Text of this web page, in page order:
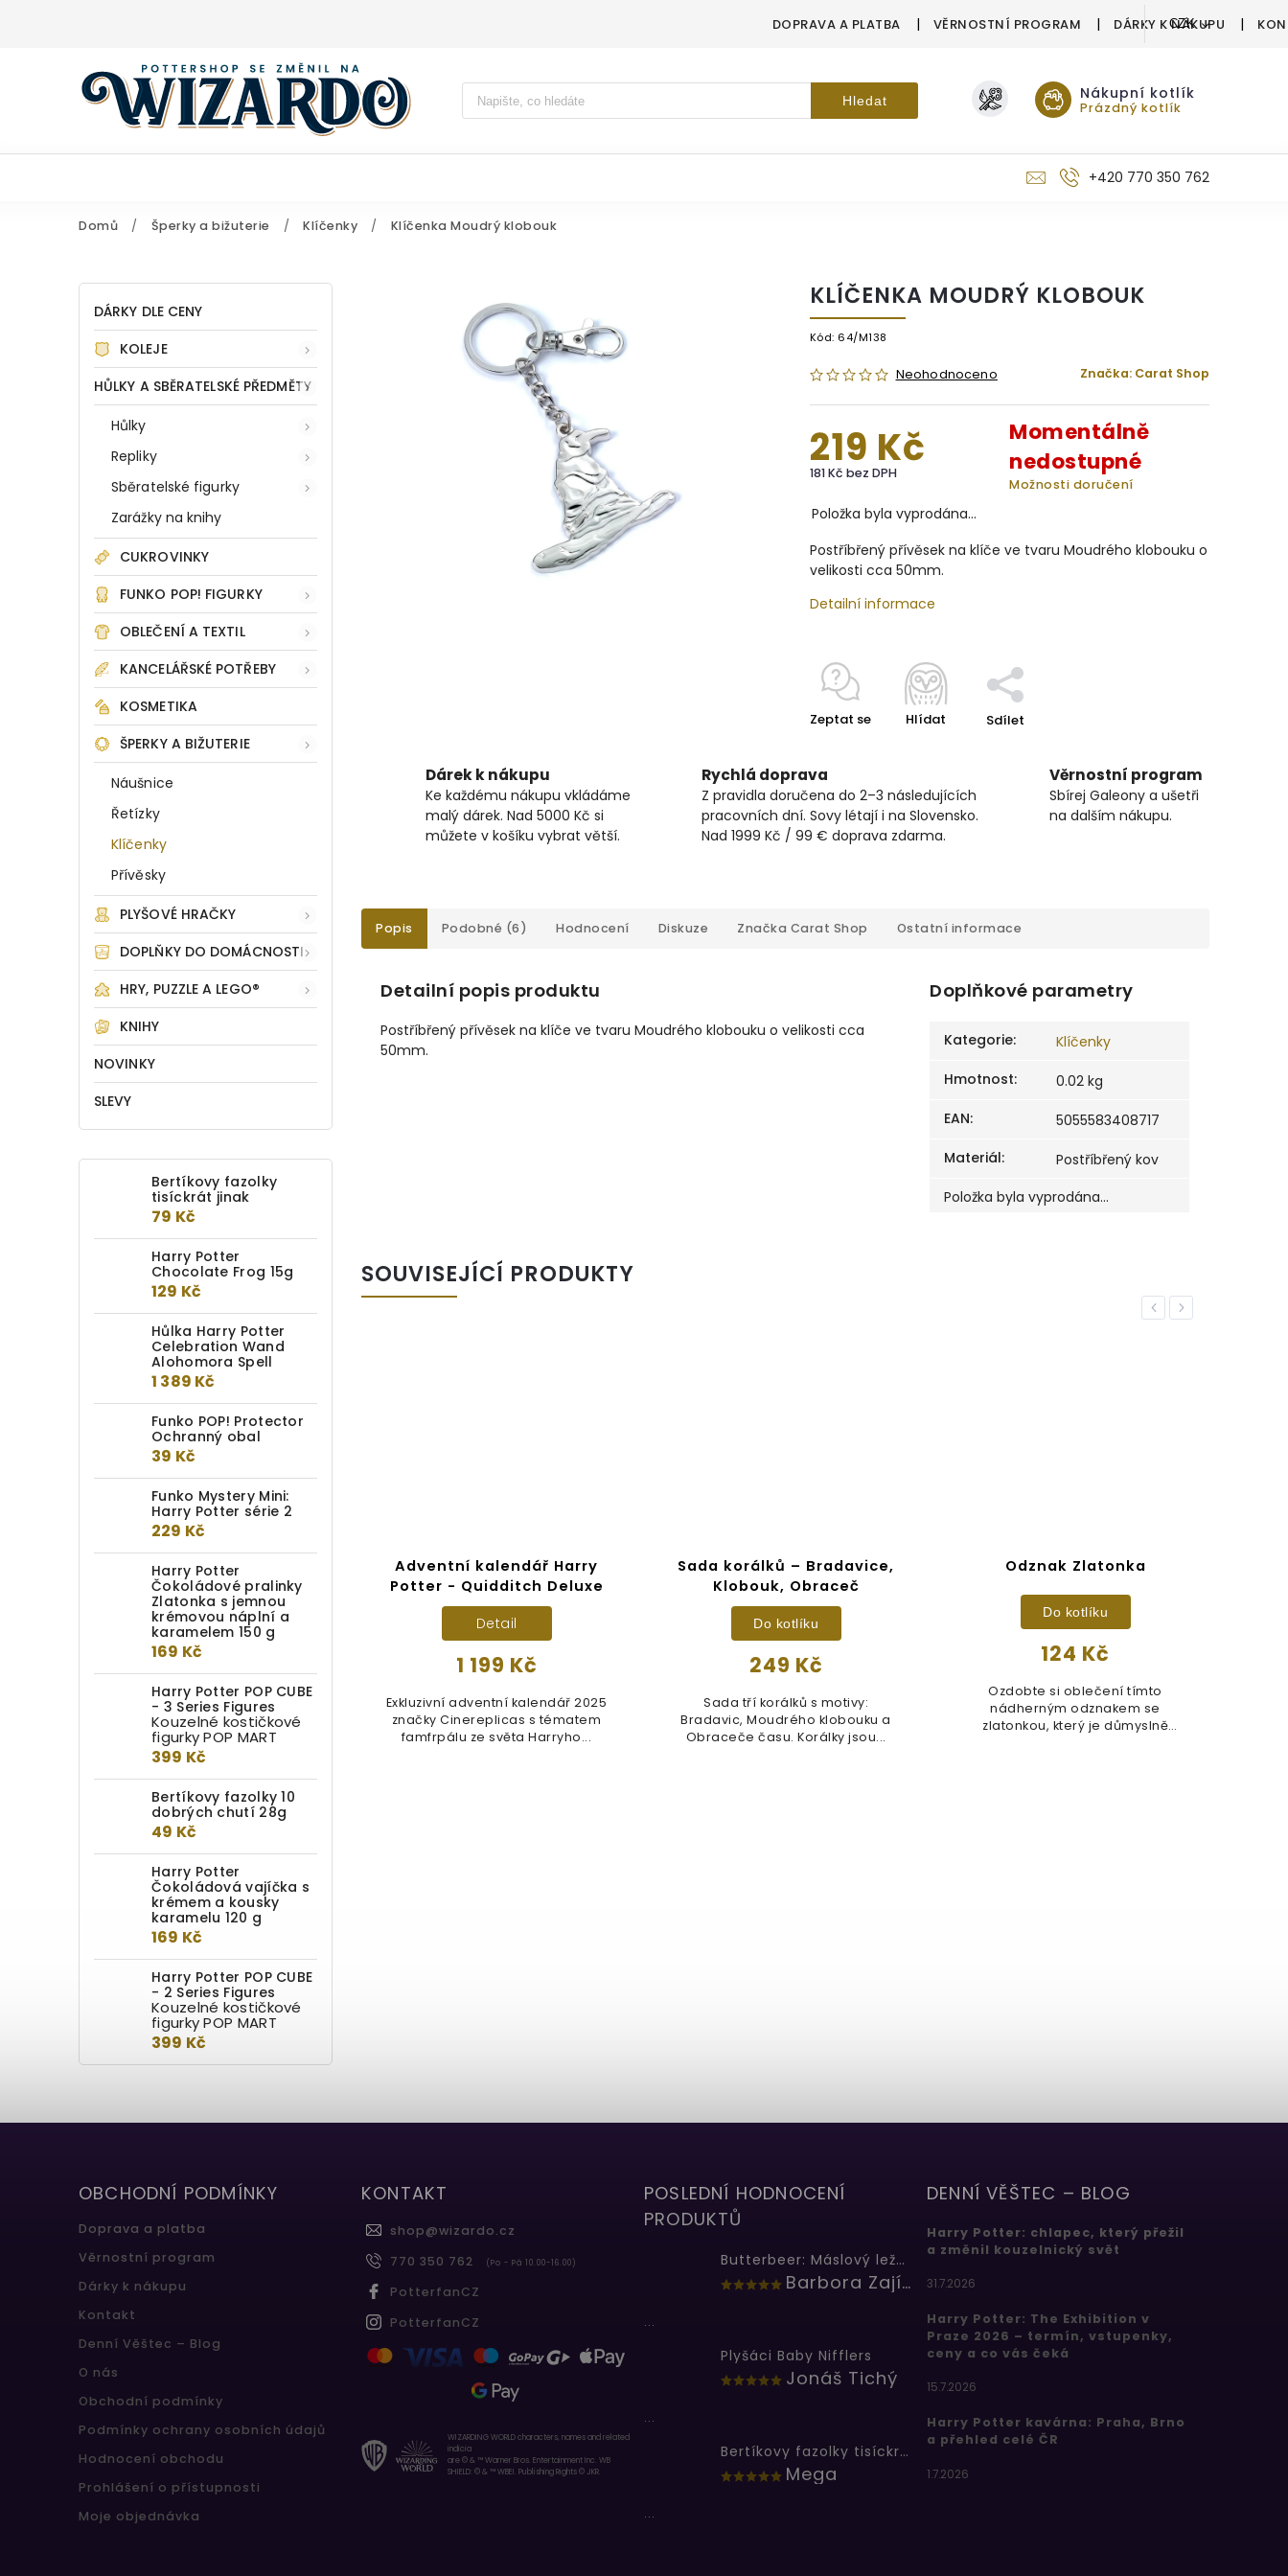
DOPRAVA A PLATBA VĚRNOSTNÍ PROGRAM DÁRKY K NÁKUPU
CZK
Vyhledávání Hledat Nákupní kotlík
Prázdný kotlík
+420 770 350 762
Domů / Šperky a bižuterie / Klíčenky / Klíčenka Moudrý klobouk
DÁRKY DLE CENY
KOLEJE
HŮLKY A SBĚRATELSKÉ PŘEDMĚTY
Hůlky
Repliky
Sběratelské figurky
Zarážky na knihy
CUKROVINKY
FUNKO POP! FIGURKY
OBLEČENÍ A TEXTIL
KANCELÁŘSKÉ POTŘEBY
KOSMETIKA
ŠPERKY A BIŽUTERIE
Náušnice
Řetízky
Klíčenky
Přívěsky
PLYŠOVÉ HRAČKY
DOPLŇKY DO DOMÁCNOSTI
HRY, PUZZLE A LEGO®
KNIHY
NOVINKY
SLEVY
Bertíkovy fazolky
tisíckrát jinak
79 Kč
Harry Potter
Chocolate Frog 15g
129 Kč
Hůlka Harry Potter
Celebration Wand
Alohomora Spell
1 389 Kč
Funko POP! Protector
Ochranný obal
39 Kč
Funko Mystery Mini:
Harry Potter série 2
229 Kč
Harry Potter
Čokoládové pralinky
Zlatonka s jemnou
krémovou náplní a
karamelem 150 g
169 Kč
Harry Potter POP CUBE
- 3 Series Figures
Kouzelné kostičkové
figurky POP MART
399 Kč
Bertíkovy fazolky 10
dobrých chutí 28g
49 Kč
Harry Potter
Čokoládová vajíčka s
krémem a kousky
karamelu 120 g
169 Kč
Harry Potter POP CUBE
- 2 Series Figures
Kouzelné kostičkové
figurky POP MART
399 Kč
KLÍČENKA MOUDRÝ KLOBOUK
Kód: 64/M138
Neohodnoceno Značka: Carat Shop
219 Kč
181 Kč bez DPH
Momentálně
nedostupné
Možnosti doručení
Položka byla vyprodána…
Postříbřený přívěsek na klíče ve tvaru Moudrého klobouku o
velikosti cca 50mm.
Detailní informace
Zeptat se Hlídat Sdílet
Dárek k nákupu
Ke každému nákupu vkládáme
malý dárek. Nad 5000 Kč si
můžete v košíku vybrat větší.
Rychlá doprava
Z pravidla doručena do 2–3 následujících
pracovních dní. Sovy létají i na Slovensko.
Nad 1999 Kč / 99 € doprava zdarma.
Věrnostní program
Sbírej Galeony a ušetři
na dalším nákupu.
Popis Podobné (6) Hodnocení Diskuze Značka Carat Shop Ostatní informace
Detailní popis produktu
Postříbřený přívěsek na klíče ve tvaru Moudrého klobouku o velikosti cca
50mm.
Doplňkové parametry
Kategorie:
Klíčenky
Hmotnost:
0.02 kg
EAN:
5055583408717
Materiál:
Postříbřený kov
Položka byla vyprodána…
SOUVISEJÍCÍ PRODUKTY
Previous
Sada korálků Harry Potter –
Masky Smrtijedů
229 Kč
Do kotlíku
Sada čtyř postříbřených korálků
se smrtijedskými maskami. Korálky
jsou kompatibilní s ostatními...
Adventní kalendář Harry
Potter - Quidditch Deluxe
1 199 Kč
Detail
Exkluzivní adventní kalendář 2025
značky Cinereplicas s tématem
famfrpálu ze světa Harryho...
Sada korálků – Bradavice,
Klobouk, Obraceč
249 Kč
Do kotlíku
Sada tří korálků s motivy:
Bradavic, Moudrého klobouku a
Obraceče času. Korálky jsou...
Odznak Zlatonka
124 Kč
Do kotlíku
Ozdobte si oblečení tímto
nádherným odznakem se
zlatonkou, který je důmyslně
Next
OBCHODNÍ PODMÍNKY
Doprava a platba
Věrnostní program
Dárky k nákupu
Kontakt
Denní Věštec – Blog
O nás
Obchodní podmínky
Podmínky ochrany osobních údajů
Hodnocení obchodu
Prohlášení o přístupnosti
Moje objednávka
KONTAKT
shop@wizardo.cz
770 350 762
(Po - Pá 10.00-16.00)
PotterfanCZ
PotterfanCZ
WIZARDING WORLD characters, names and related
indicia
are © & ™ Warner Bros. Entertainment Inc. WB
SHIELD: © & ™ WBEI. Publishing Rights © JKR.
POSLEDNÍ HODNOCENÍ
PRODUKTŮ
Butterbeer: Máslový ležák
Barbora Zajícová
...
Plyšáci Baby Nifflers
Jonáš Tichý
...
Bertíkovy fazolky tisíckrát jinak
Mega
...
DENNÍ VĚŠTEC – BLOG
Harry Potter: chlapec, který přežil
a změnil kouzelnický svět
31.7.2026
Harry Potter: The Exhibition v
Praze 2026 – termín, vstupenky,
ceny a co vás čeká
15.7.2026
Harry Potter kavárna: Praha, Brno
a přehled celé ČR
1.7.2026